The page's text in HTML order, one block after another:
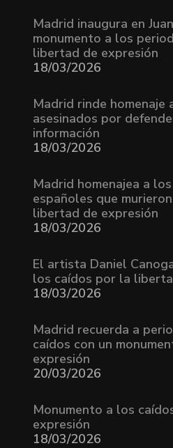
Madrid inaugura en
monumento a los
libertad de expresión
18/03/2026
Madrid rinde homenaje
asesinados por
información
18/03/2026
Madrid homenajea a
españoles que
libertad de expresión
18/03/2026
El artista Daniel
los caídos por la
18/03/2026
Madrid recuerda a
caídos con un
expresión
20/03/2026
Monumento a los
expresión
18/03/2026